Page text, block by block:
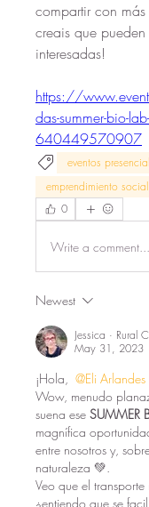
compartir con
creais que pueden
interesadas!
https://
das-summer-bio-lab-
640449570907
eventos
emprendimiento social
0
Write a comment...
Newest
Jessica · Rural
May 31, 2023
¡Hola, @Eli Arlandes
Wow, menudo
suena ese SUMMER
magnífica
entre nosotros y,
naturaleza 💚.
Veo que el
¿entiendo que se